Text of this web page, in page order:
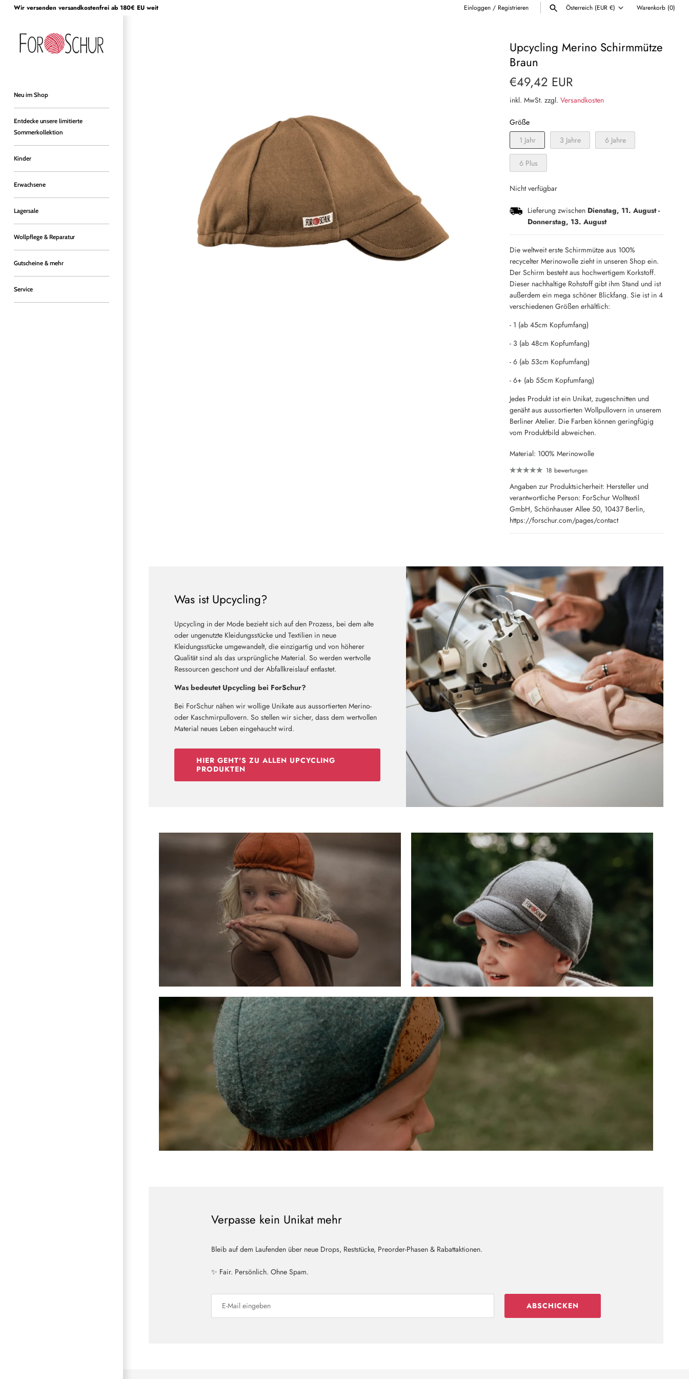
DirektWir versenden versandkostenfrei ab 180€ EU weit Einloggen / Registrieren Währung
Österreich (EUR €) Warenkorb (0)
Neu im Shop
Entdecke unsere limitierte
Sommerkollektion
Kinder
Erwachsene
Lagersale
Wollpflege & Reparatur
Gutscheine & mehr
Service
Upcycling Merino Schirmmütze
Braun
€49,42 EUR
inkl. MwSt. zzgl. Versandkosten
Größe
1 Jahr
3 Jahre 6 Jahre
6 Plus
Nicht verfügbar
Lieferung zwischen Dienstag, 11. August-
Donnerstag, 13. August
Die weltweit erste Schirmmütze aus 100%
recycelter Merinowolle zieht in unseren Shop ein.
Der Schirm besteht aus hochwertigem Korkstoff.
Dieser nachhaltige Rohstoff gibt ihm Stand und ist
außerdem ein mega schöner Blickfang. Sie ist in 4
verschiedenen Größen erhältlich:
- 1 (ab 45cm Kopfumfang)
- 3 (ab 48cm Kopfumfang)
- 6 (ab 53cm Kopfumfang)
- 6+ (ab 55cm Kopfumfang)
Jedes Produkt ist ein Unikat, zugeschnitten und
genäht aus aussortierten Wollpullovern in unserem
Berliner Atelier. Die Farben können geringfügig
vom Produktbild abweichen.
Material: 100% Merinowolle
18 bewertungen
Angaben zur Produktsicherheit: Hersteller und
verantwortliche Person: ForSchur Wolltextil
GmbH, Schönhauser Allee 50, 10437 Berlin,
https://forschur.com/pages/contact
Was ist Upcycling?
Upcycling in der Mode bezieht sich auf den Prozess, bei dem alte
oder ungenutzte Kleidungsstücke und Textilien in neue
Kleidungsstücke umgewandelt, die einzigartig und von höherer
Qualität sind als das ursprüngliche Material. So werden wertvolle
Ressourcen geschont und der Abfallkreislauf entlastet.
Was bedeutet Upcycling bei ForSchur?
Bei ForSchur nähen wir wollige Unikate aus aussortierten Merino-
oder Kaschmirpullovern. So stellen wir sicher, dass dem wertvollen
Material neues Leben eingehaucht wird.
HIER GEHT'S ZU ALLEN UPCYCLING
PRODUKTEN
Verpasse kein Unikat mehr
Bleib auf dem Laufenden über neue Drops, Reststücke, Preorder-Phasen & Rabattaktionen.
✨ Fair. Persönlich. Ohne Spam.
ABSCHICKEN
Melde dich jetzt für unseren Newsletter an und erhalte einen 10%
Willkommensrabatt auf deine erste Bestellung